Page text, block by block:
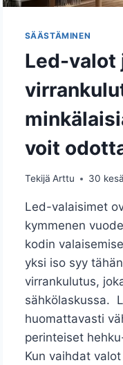
SÄÄSTÄMINEN
Led-valot
voit
Tekijä Arttu 30
Led-valaisimet
kymmenen
kodin
yksi iso syy
virrankulutus,
sähkölaskussa.
huomattavasti
perinteiset
Kun vaihdat